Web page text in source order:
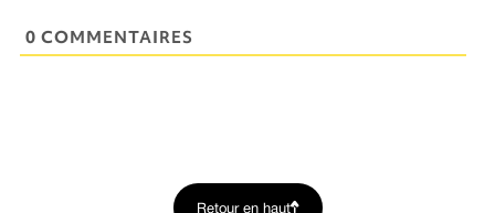
0 COMMENTAIRES
Retour en haut